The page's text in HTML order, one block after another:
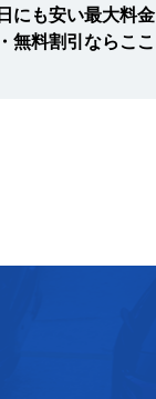
にも安い最大料
無料割引ならここ